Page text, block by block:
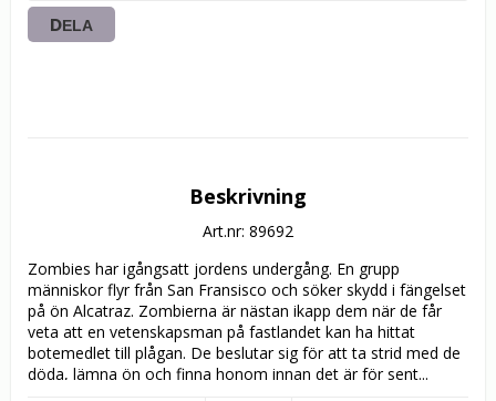
DELA
Beskrivning
Art.nr: 89692
Zombies har igångsatt jordens undergång. En grupp
människor flyr från San Fransisco och söker skydd i fängelset
på ön Alcatraz. Zombierna är nästan ikapp dem när de får
veta att en vetenskapsman på fastlandet kan ha hittat
botemedlet till plågan. De beslutar sig för att ta strid med de
döda, lämna ön och finna honom innan det är för sent...